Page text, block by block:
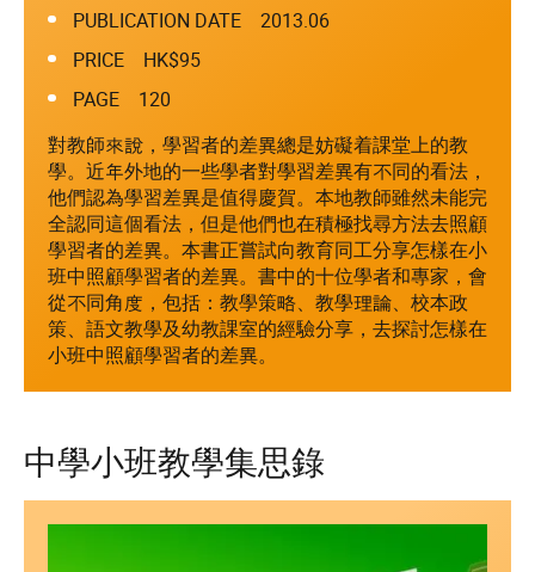
PUBLICATION DATE 2013.06
PRICE HK$95
PAGE 120
對教師來說，學習者的差異總是妨礙着課堂上的教
學。近年外地的一些學者對學習差異有不同的看法，
他們認為學習差異是值得慶賀。本地教師雖然未能完
全認同這個看法，但是他們也在積極找尋方法去照顧
學習者的差異。本書正嘗試向教育同工分享怎樣在小
班中照顧學習者的差異。書中的十位學者和專家，會
從不同角度，包括：教學策略、教學理論、校本政
策、語文教學及幼教課室的經驗分享，去探討怎樣在
小班中照顧學習者的差異。
中學小班教學集思錄